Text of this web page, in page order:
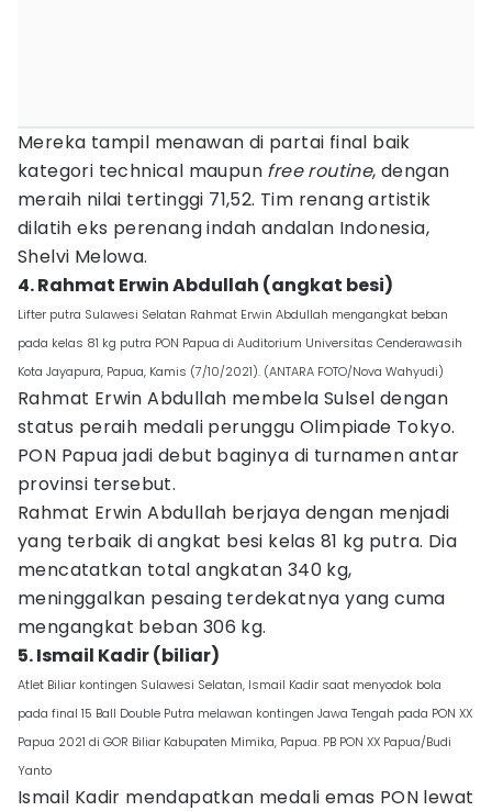
Mereka tampil menawan di partai final baik
kategori technical maupun free routine, dengan
meraih nilai tertinggi 71,52. Tim renang artistik
dilatih eks perenang indah andalan Indonesia,
Shelvi Melowa.
4. Rahmat Erwin Abdullah (angkat besi)
Lifter putra Sulawesi Selatan Rahmat Erwin Abdullah mengangkat beban
pada kelas 81 kg putra PON Papua di Auditorium Universitas Cenderawasih
Kota Jayapura, Papua, Kamis (7/10/2021). (ANTARA FOTO/Nova Wahyudi)
Rahmat Erwin Abdullah membela Sulsel dengan
status peraih medali perunggu Olimpiade Tokyo.
PON Papua jadi debut baginya di turnamen antar
provinsi tersebut.
Rahmat Erwin Abdullah berjaya dengan menjadi
yang terbaik di angkat besi kelas 81 kg putra. Dia
mencatatkan total angkatan 340 kg,
meninggalkan pesaing terdekatnya yang cuma
mengangkat beban 306 kg.
5. Ismail Kadir (biliar)
Atlet Biliar kontingen Sulawesi Selatan, Ismail Kadir saat menyodok bola
pada final 15 Ball Double Putra melawan kontingen Jawa Tengah pada PON XX
Papua 2021 di GOR Biliar Kabupaten Mimika, Papua. PB PON XX Papua/Budi
Yanto
Ismail Kadir mendapatkan medali emas PON lewat